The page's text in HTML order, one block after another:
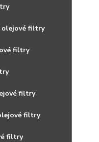
olejové filtry
filtry
filtry
filtry
filtry